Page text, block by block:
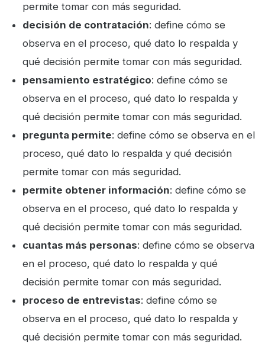
permite tomar con más seguridad.
decisión de contratación: define cómo se
observa en el proceso, qué dato lo respalda y
qué decisión permite tomar con más seguridad.
pensamiento estratégico: define cómo se
observa en el proceso, qué dato lo respalda y
qué decisión permite tomar con más seguridad.
pregunta permite: define cómo se observa en el
proceso, qué dato lo respalda y qué decisión
permite tomar con más seguridad.
permite obtener información: define cómo se
observa en el proceso, qué dato lo respalda y
qué decisión permite tomar con más seguridad.
cuantas más personas: define cómo se observa
en el proceso, qué dato lo respalda y qué
decisión permite tomar con más seguridad.
proceso de entrevistas: define cómo se
observa en el proceso, qué dato lo respalda y
qué decisión permite tomar con más seguridad.